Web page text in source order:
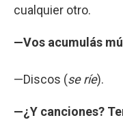
cualquier otro.
—Vos acumulás
—Discos (se ríe).
—¿Y canciones?